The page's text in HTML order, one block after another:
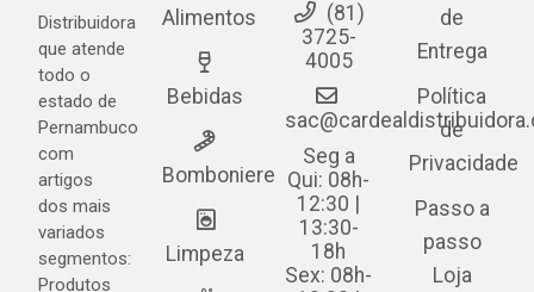
Distribuidora
que atende
todo o
estado de
Pernambuco
com
artigos
dos mais
variados
segmentos:
Produtos
Alimentos
Bebidas
Bomboniere
Limpeza
(81)
3725-
4005
Seg a
Qui: 08h-
12:30 |
13:30-
18h
Sex: 08h-
de
Entrega
Política
de
Privacidade
Passo a
passo
Loja